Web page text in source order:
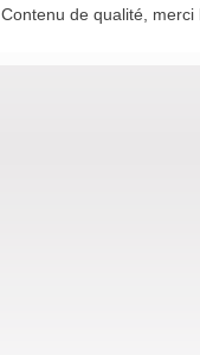
Contenu de qualité, merci